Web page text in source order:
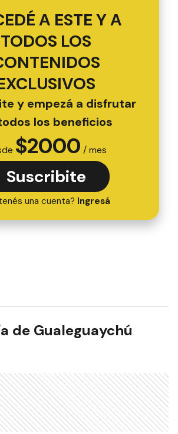
A ESTE Y A
TODOS LOS
y empezá a disfrutar
los beneficios
$2000 / mes
Suscribite
una cuenta? Ingresá
de Gualeguaychú